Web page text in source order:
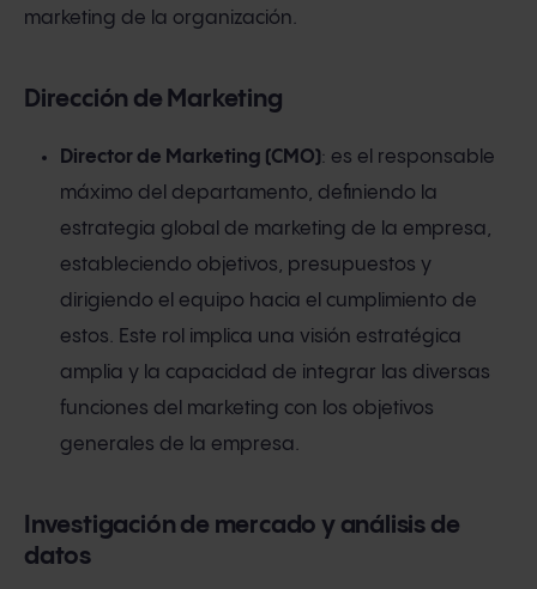
marketing de la organización.
Dirección de Marketing
Director de Marketing (CMO) : es el responsable
máximo del departamento, definiendo la
estrategia global de marketing de la empresa,
estableciendo objetivos, presupuestos y
dirigiendo el equipo hacia el cumplimiento de
estos. Este rol implica una visión estratégica
amplia y la capacidad de integrar las diversas
funciones del marketing con los objetivos
generales de la empresa.
Investigación de mercado y análisis de
datos